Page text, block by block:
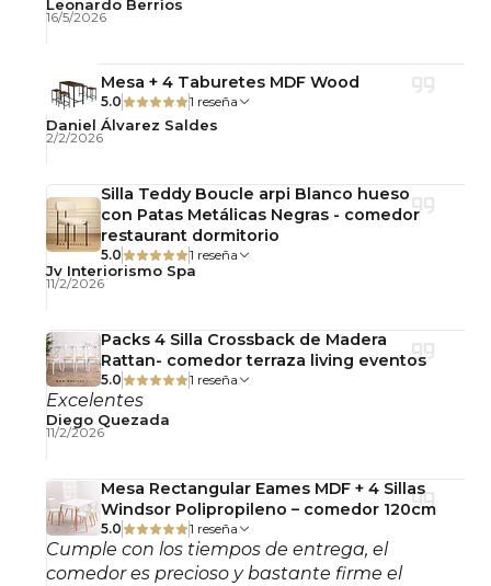
Apto para uso interior y exterior techado.
cafetería y espacios contemporáneos.
Limpiar con paño suave seco o ligeramente
húmedo.
Evitar productos abrasivos y exceso de humedad.
Se recomienda uso de individuales para conservar
Importante:Este producto se entrega
desarmado, con llaves y pernos para su armado
Observaciones
No incluye accesorios decorativos.
Leonardo Berrìos
16/5/2026
Mesa + 4 Taburetes MDF Wood
5.0 1 reseña
Daniel Álvarez Saldes
2/2/2026
Silla Teddy Boucle arpi Blanco hueso
con Patas Metálicas Negras - comedor
restaurant dormitorio
5.0 1 reseña
Jv Interiorismo Spa
11/2/2026
Packs 4 Silla Crossback de Madera
Rattan- comedor terraza living eventos
5.0 1 reseña
Excelentes
Diego Quezada
11/2/2026
Mesa Rectangular Eames MDF + 4 Sillas
Windsor Polipropileno – comedor 120cm
5.0 1 reseña
Cumple con los tiempos de entrega, el
comedor es precioso y bastante firme el